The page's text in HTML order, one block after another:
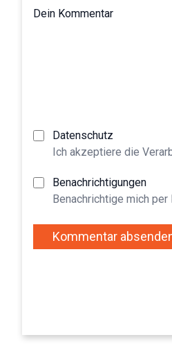
Dein Kommentar
Datenschutz
Ich akzeptiere die
Benachrichtigungen
Benachrichtige mich
Kommentar